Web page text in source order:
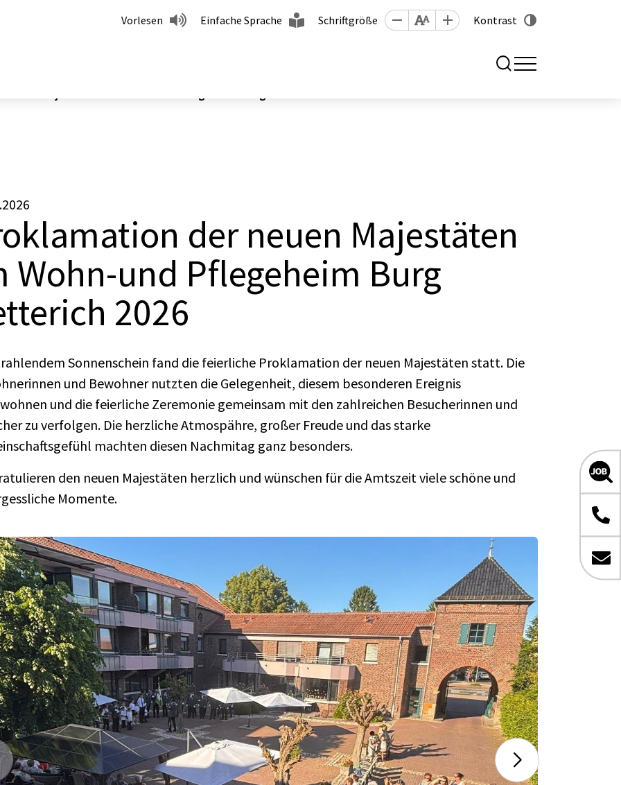
Vorlesen Einfache Sprache Schriftgröße Kontrast
der neuen Majestäten
Wohn-und Pflegeheim Burg
2026
Sonnenschein fand die feierliche Proklamation der neuen Majestäten statt. Die
und Bewohner nutzten die Gelegenheit, diesem besonderen Ereignis
und die feierliche Zeremonie gemeinsam mit den zahlreichen Besucherinnen und
zu verfolgen. Die herzliche Atmospähre, großer Freude und das starke
machten diesen Nachmitag ganz besonders.
den neuen Majestäten herzlich und wünschen für die Amtszeit viele schöne und
Momente.